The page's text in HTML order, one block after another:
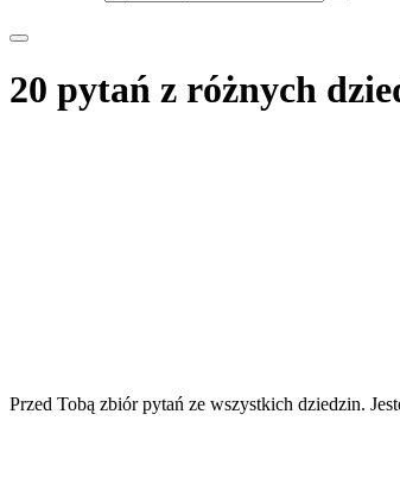
20 pytań z różnych
Przed Tobą zbiór pytań ze wszystkich dziedzin.